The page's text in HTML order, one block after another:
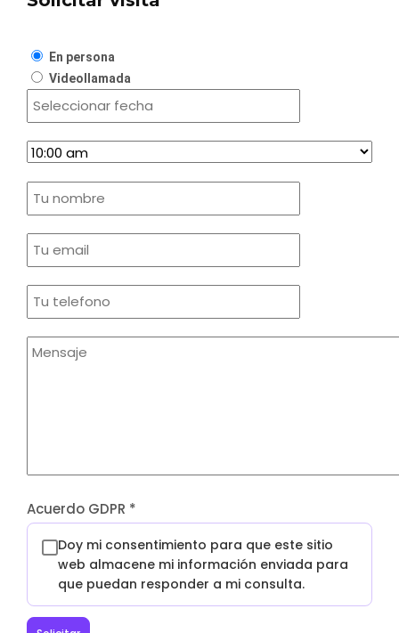
En persona
Videollamada
Acuerdo GDPR *
Doy mi consentimiento para que este sitio
web almacene mi información enviada para
que puedan responder a mi consulta.